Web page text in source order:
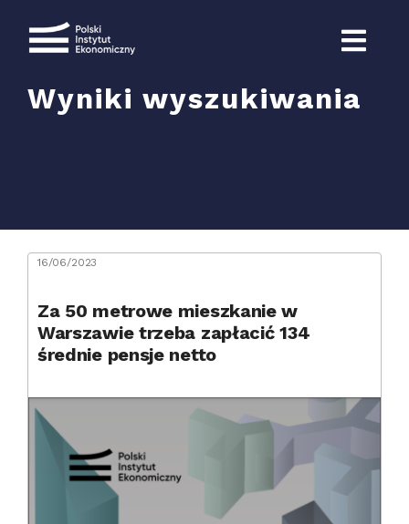
Wyniki wyszukiwania
16/06/2023
Za 50 metrowe mieszkanie w
Warszawie trzeba zapłacić 134
średnie pensje netto